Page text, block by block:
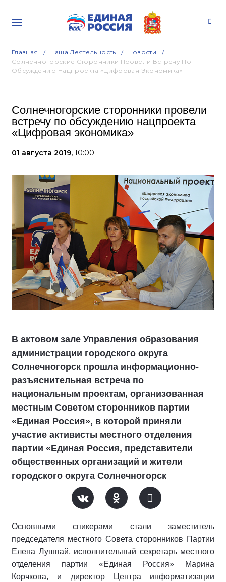
Главная Наша Деятельность
Новости
Солнечногорские Сторонники Провели Встречу По
Обсуждению Нацпроекта «Цифровая Экономика»
Солнечногорские сторонники провели
встречу по обсуждению нацпроекта
«Цифровая экономика»
01 августа 2019, 10:00
В актовом зале Управления образования
администрации городского округа
Солнечногорск прошла информационно-
разъяснительная встреча по
национальным проектам, организованная
местным Советом сторонников партии
«Единая Россия», в которой приняли
участие активисты местного отделения
партии «Единая Россия, представители
общественных организаций и жители
городского округа Солнечногорск
Основными спикерами стали заместитель
председателя местного Совета сторонников Партии
Елена Лушпай, исполнительный секретарь местного
отделения партии «Единая Россия» Марина
Корчкова, и директор Центра информатизации